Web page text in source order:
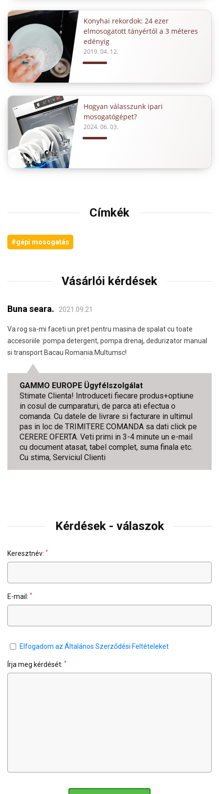
Konyhai rekordok: 24 ezer
elmosogatott tányértól a 3 méteres
edényig
2019. 04. 12.
Hogyan válasszunk ipari
mosogatógépet?
2024. 06. 03.
Címkék
#gépi mosogatás
Vásárlói kérdések
Buna seara. 2021.09.21
Va rog sa-mi faceti un pret pentru masina de spalat cu toate
accesoriile :pompa detergent, pompa drenaj, dedurizator manual
si transport Bacau Romania.Multumsc!
GAMMO EUROPE Ügyfélszolgálat
Stimate Clienta! Introduceti fiecare produs+optiune
in cosul de cumparaturi, de parca ati efectua o
comanda. Cu datele de livrare si facturare in ultimul
pas in loc de TRIMITERE COMANDA sa dati click pe
CERERE OFERTA. Veti primi in 3-4 minute un e-mail
cu document atasat, tabel complet, suma finala etc.
Cu stima, Serviciul Clienti
Kérdések - válaszok
Keresztnév: *
E-mail: *
Elfogadom az Általános Szerződési Feltételeket
Írja meg kérdését: *